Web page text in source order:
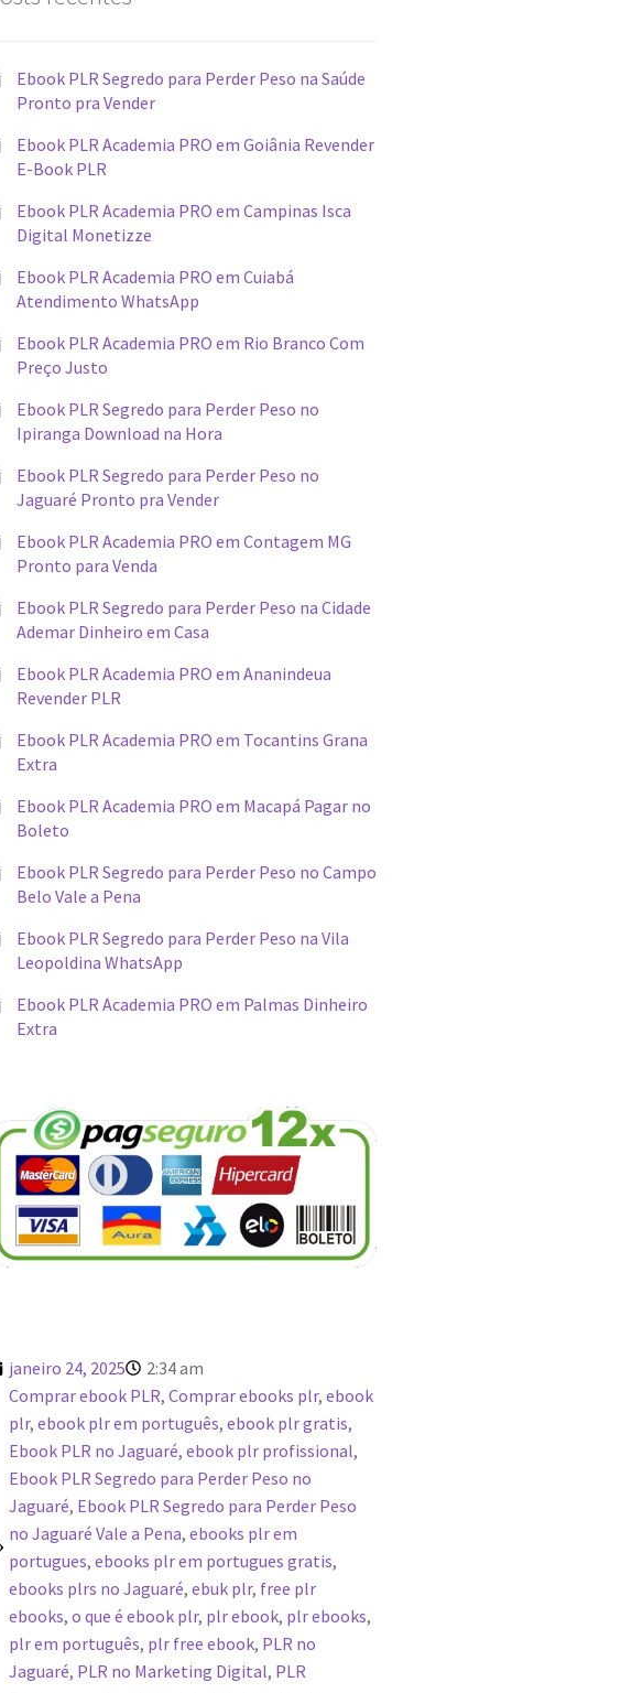
Ebook PLR Segredo para Perder Peso na Saúde
Pronto pra Vender
Ebook PLR Academia PRO em Goiânia Revender
E-Book PLR
Ebook PLR Academia PRO em Campinas Isca
Digital Monetizze
Ebook PLR Academia PRO em Cuiabá
Atendimento WhatsApp
Ebook PLR Academia PRO em Rio Branco Com
Preço Justo
Ebook PLR Segredo para Perder Peso no
Ipiranga Download na Hora
Ebook PLR Segredo para Perder Peso no
Jaguaré Pronto pra Vender
Ebook PLR Academia PRO em Contagem MG
Pronto para Venda
Ebook PLR Segredo para Perder Peso na Cidade
Ademar Dinheiro em Casa
Ebook PLR Academia PRO em Ananindeua
Revender PLR
Ebook PLR Academia PRO em Tocantins Grana
Extra
Ebook PLR Academia PRO em Macapá Pagar no
Boleto
Ebook PLR Segredo para Perder Peso no Campo
Belo Vale a Pena
Ebook PLR Segredo para Perder Peso na Vila
Leopoldina WhatsApp
Ebook PLR Academia PRO em Palmas Dinheiro
Extra
janeiro 24, 2025
2:34 am
Comprar ebook PLR, Comprar ebooks plr, ebook
plr, ebook plr em português, ebook plr gratis,
Ebook PLR no Jaguaré, ebook plr profissional,
Ebook PLR Segredo para Perder Peso no
Jaguaré, Ebook PLR Segredo para Perder Peso
no Jaguaré Vale a Pena, ebooks plr em
portugues, ebooks plr em portugues gratis,
ebooks plrs no Jaguaré, ebuk plr, free plr
ebooks, o que é ebook plr, plr ebook, plr ebooks,
plr em português, plr free ebook, PLR no
Jaguaré, PLR no Marketing Digital, PLR